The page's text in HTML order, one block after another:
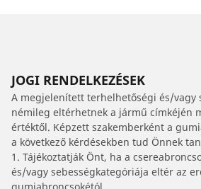
JOGI RENDELKEZÉSEK
A megjelenített terhelhetőségi és/vagy
némileg eltérhetnek a jármű címkéjén
értéktől. Képzett szakemberként a
a következő kérdésekben tud Önnek
1. Tájékoztatják Önt, ha a
és/vagy sebességkategóriája eltér az
gumiabroncsokétól.